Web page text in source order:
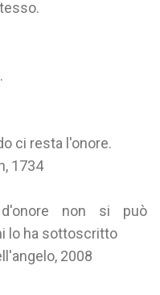
ci resta l'onore.
1734
non si può
lo ha sottoscritto
2008